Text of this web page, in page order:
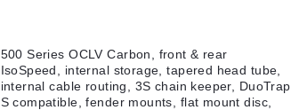
500 Series OCLV Carbon, front & rear
IsoSpeed, internal storage, tapered head tube,
internal cable routing, 3S chain keeper, DuoTrap
S compatible, fender mounts, flat mount disc,